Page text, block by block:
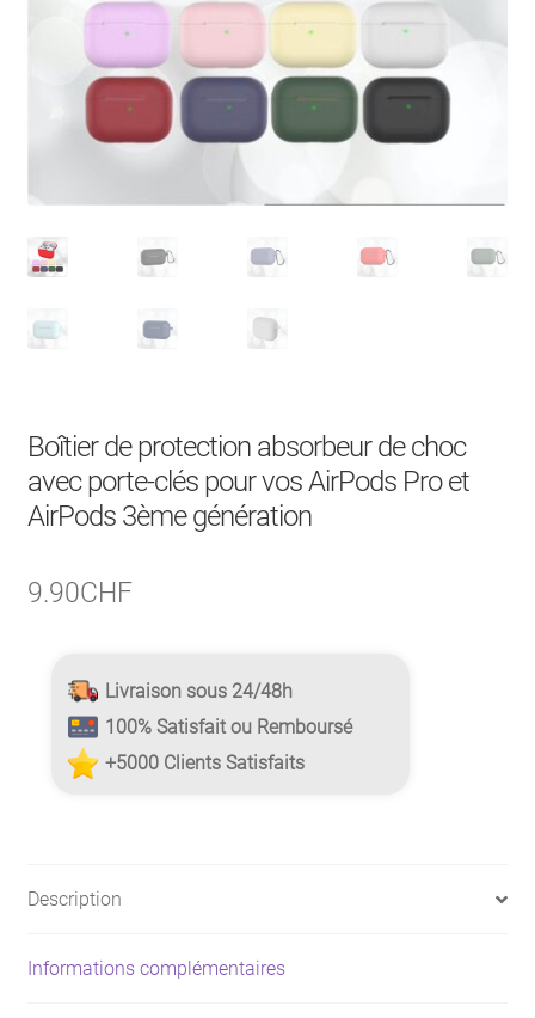
À Propos
Search Button
Boîtier de protection absorbeur de choc
avec porte-clés pour vos AirPods Pro et
AirPods 3ème génération
9.90CHF
Livraison sous 24/48h
100% Satisfait ou Remboursé
+5000 Clients Satisfaits
Description
Informations complémentaires